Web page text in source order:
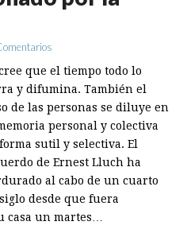
que el tiempo todo lo
y difumina. También el
de las personas se diluye en
personal y colectiva
sutil y selectiva. El
de Ernest Lluch ha
al cabo de un cuarto
desde que fuera
casa un martes…